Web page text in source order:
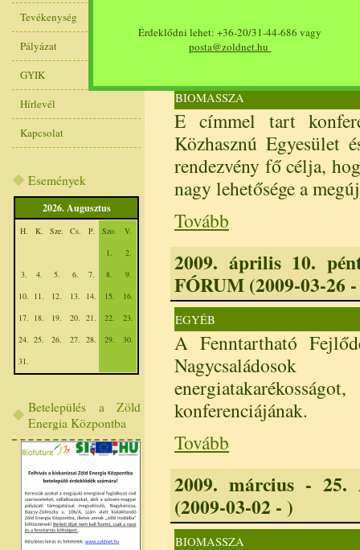
Érdeklődni lehet: +36-20/31-44-686 vagy
posta@zoldnet.hu
Tevékenység
Pályázat
GYIK
Hírlevél
Kapcsolat
Események
2026. Augusztus
H. K. Sze. Cs. P. Szo.
V.
1.
2.
3.
4. 5. 6. 7. 8.
9.
10. 11. 12. 13. 14. 15.
16.
17. 18. 19. 20. 21. 22.
23.
24. 25. 26. 27. 28. 29.
30.
31.
Betelepülés a Zöld
Energia Központba
hatásainak a
BIOMASSZA
E címmel tart
Közhasznú Egyesület
rendezvény fő célja,
nagy lehetősége a
Tovább
2009. április 10.
FÓRUM (2009-03-26
EGYÉB
A Fenntartható
konferenciájának.
Tovább
2009. március - 25.
(2009-03-02 - )
BIOMASSZA